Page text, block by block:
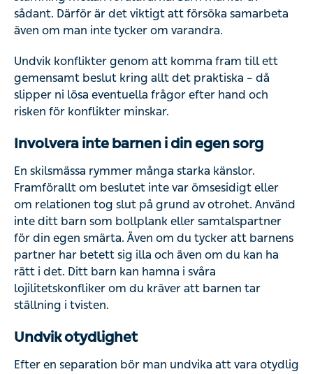
sådant. Därför är det viktigt att försöka samarbeta
även om man inte tycker om varandra.
Undvik konflikter genom att komma fram till ett
gemensamt beslut kring allt det praktiska – då
slipper ni lösa eventuella frågor efter hand och
risken för konflikter minskar.
Involvera inte barnen i din egen sorg
En skilsmässa rymmer många starka känslor.
Framförallt om beslutet inte var ömsesidigt eller
om relationen tog slut på grund av otrohet. Använd
inte ditt barn som bollplank eller samtalspartner
för din egen smärta. Även om du tycker att barnens
partner har betett sig illa och även om du kan ha
rätt i det. Ditt barn kan hamna i svåra
lojilitetskonfliker om du kräver att barnen tar
ställning i tvisten.
Undvik otydlighet
Efter en separation bör man undvika att vara otydlig